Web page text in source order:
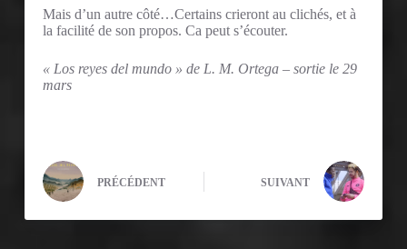
Mais d’un autre côté…Certains crieront au clichés, et à
la facilité de son propos. Ca peut s’écouter.
« Los reyes del mundo » de L. M. Ortega – sortie le 29
mars
PRÉCÉDENT SUIVANT